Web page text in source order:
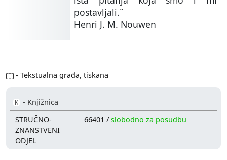
postavljali.˝
Henri J. M. Nouwen
- Tekstualna građa, tiskana
K - Knjižnica
STRUČNO-
ZNANSTVENI
ODJEL
66401 /slobodno za posudbu